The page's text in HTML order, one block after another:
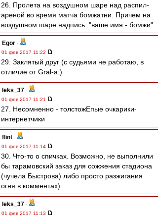
26. Пролета на воздушном шаре над распил-
ареной во время матча бомжатни. Причем на
воздушном шаре надпись: "ваше имя - бомжи".
Egor -
01 фев 2017 11:22
29. Заклятый друг (с судьями не работаю, в
отличие от Gral-a:)
leks_37 -
01 фев 2017 11:21
27. Несомненно - толстожЕпые очкарики-
интернетчики
flint -
01 фев 2017 11:14
30. Что-то о спичках. Возможно, не выполнили
бы тарамовский заказ для сожжения стадиона
(чучела Быстрова) либо просто разжигания
огня в комментах)
leks_37 -
01 фев 2017 11:13